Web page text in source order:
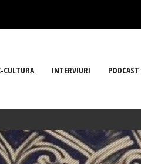
CULTURA INTERVIURI PODCAST